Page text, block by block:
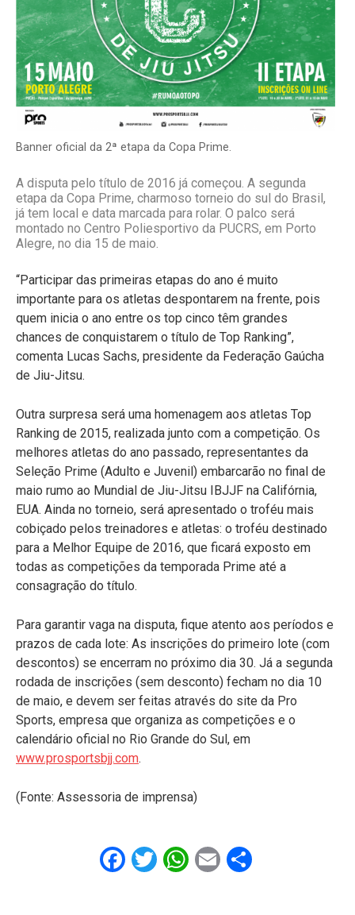
Banner oficial da 2ª etapa da Copa Prime.
A disputa pelo título de 2016 já começou. A segunda
etapa da Copa Prime, charmoso torneio do sul do Brasil,
já tem local e data marcada para rolar. O palco será
montado no Centro Poliesportivo da PUCRS, em Porto
Alegre, no dia 15 de maio.
“Participar das primeiras etapas do ano é muito
importante para os atletas despontarem na frente, pois
quem inicia o ano entre os top cinco têm grandes
chances de conquistarem o título de Top Ranking”,
comenta Lucas Sachs, presidente da Federação Gaúcha
de Jiu-Jitsu.
Outra surpresa será uma homenagem aos atletas Top
Ranking de 2015, realizada junto com a competição. Os
melhores atletas do ano passado, representantes da
Seleção Prime (Adulto e Juvenil) embarcarão no final de
maio rumo ao Mundial de Jiu-Jitsu IBJJF na Califórnia,
EUA. Ainda no torneio, será apresentado o troféu mais
cobiçado pelos treinadores e atletas: o troféu destinado
para a Melhor Equipe de 2016, que ficará exposto em
todas as competições da temporada Prime até a
consagração do título.
Para garantir vaga na disputa, fique atento aos períodos e
prazos de cada lote: As inscrições do primeiro lote (com
descontos) se encerram no próximo dia 30. Já a segunda
rodada de inscrições (sem desconto) fecham no dia 10
de maio, e devem ser feitas através do site da Pro
Sports, empresa que organiza as competições e o
calendário oficial no Rio Grande do Sul, em
www.prosportsbjj.com.
(Fonte: Assessoria de imprensa)
Facebook
Twitter
WhatsApp
EmailShare